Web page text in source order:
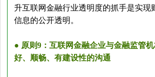
升互联网金融行业透明度的抓手是实现
信息的公开透明。
● 原则9：互联网金融企业与金融监管
好、顺畅、有建设性的沟通